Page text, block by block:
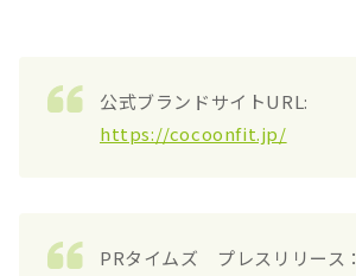
公式ブランドサイトURL:
https://cocoonfit.jp/
PRタイムズ プレスリリース：